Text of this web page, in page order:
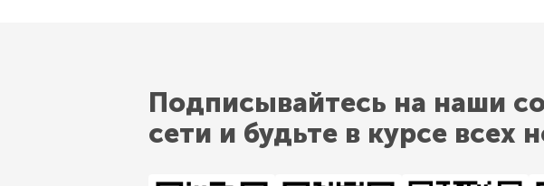
Подписывайтесь на наши
сети и будьте в курсе всех